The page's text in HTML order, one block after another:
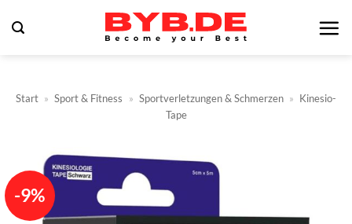
Inhalt
Start » Sport & Fitness » Sportverletzungen & Schmerzen » Kinesio-
Tape
-9%